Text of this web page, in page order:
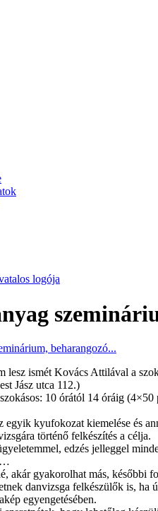
lesz ismét Kovács Attilával a
Jász utca 112.)
10 órától 14 óráig (4×50
kyufokozat kiemelése és
történő felkészítés a célja.
edzés jelleggel
akár gyakorolhat más, későbbi
danvizsga felkészülők is, ha
egyengetésében.